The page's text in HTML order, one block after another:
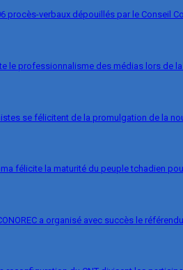
procès-verbaux dépouillés par le Conseil
le professionnalisme des médias lors de
se félicitent de la promulgation de la
félicite la maturité du peuple tchadien
a organisé avec succès le